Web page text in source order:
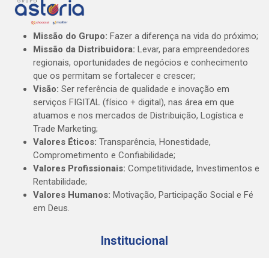
Missão do Grupo: Fazer a diferença na vida do próximo;
Missão da Distribuidora: Levar, para empreendedores
regionais, oportunidades de negócios e conhecimento
que os permitam se fortalecer e crescer;
Visão: Ser referência de qualidade e inovação em
serviços FIGITAL (físico + digital), nas área em que
atuamos e nos mercados de Distribuição, Logística e
Trade Marketing;
Valores Éticos: Transparência, Honestidade,
Comprometimento e Confiabilidade;
Valores Profissionais: Competitividade, Investimentos e
Rentabilidade;
Valores Humanos: Motivação, Participação Social e Fé
em Deus.
Institucional